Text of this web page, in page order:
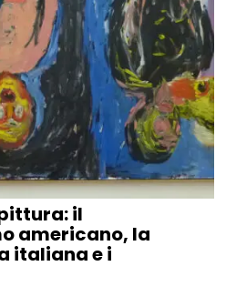
il
americano, la
italiana e i